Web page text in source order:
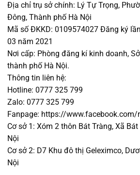
Địa chỉ trụ sở chính: Lý Tự Trọng,
Đông, Thành phố Hà Nội
Mã số ĐKKD: 0109574027 Đăng ký
03 năm 2021
Nơi cấp: Phòng đăng kí kinh doanh,
thành phố Hà Nội.
Thông tin liên hệ:
Hotline: 0777 325 799
Zalo: 0777 325 799
Fanpage: https://www.facebook.com/
Cơ sở 1: Xóm 2 thôn Bát Tràng, Xã
Nội
Cơ sở 2: D7 Khu đô thị Geleximco,
Nội